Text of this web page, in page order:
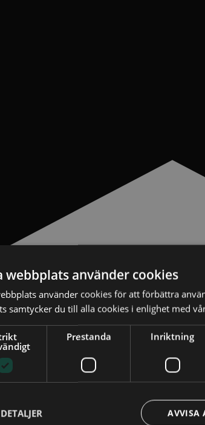
och de pågående erfarenheterna från
webbplats använder cookies
använder cookies för att förbättra
samtycker du till alla cookies i enlighet med
Prestanda Inriktning
AVVISA